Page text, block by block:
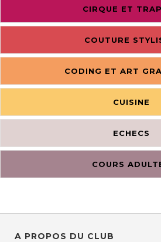
CIRQUE ET
COUTURE
CODING ET ART
CUISINE
ECHECS
COURS
A PROPOS DU CLUB